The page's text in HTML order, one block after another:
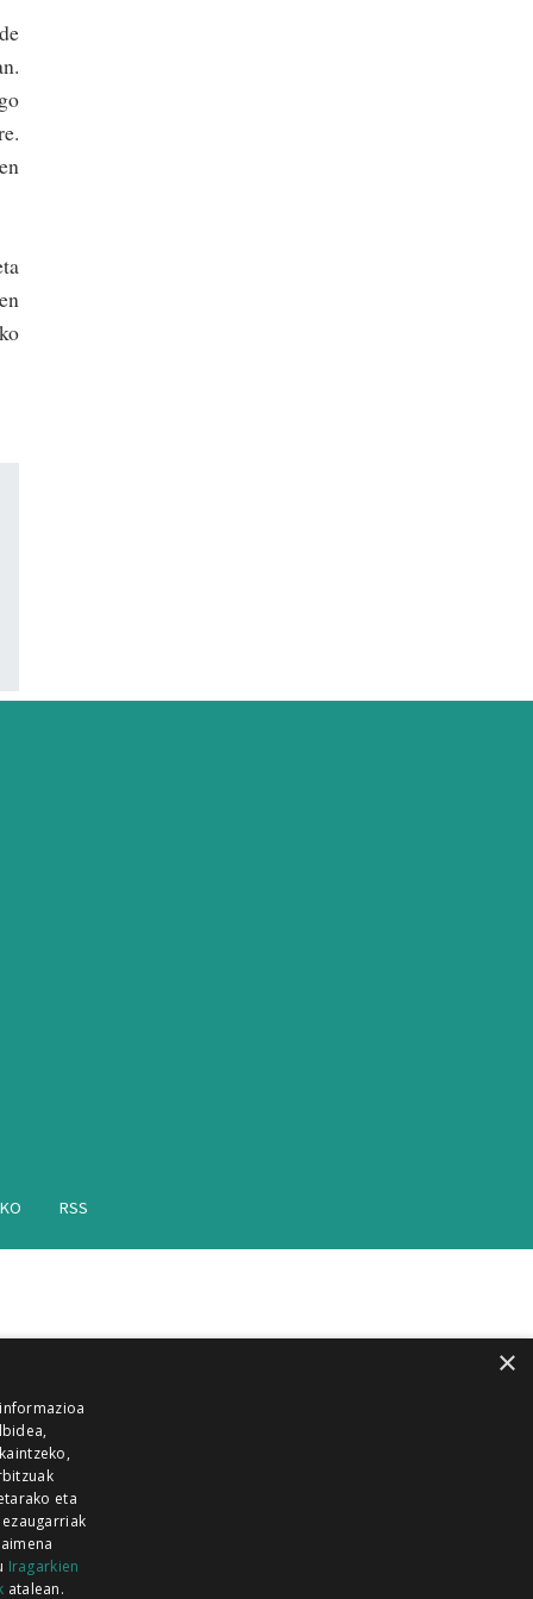
RSS
×
eta
Iragarkien
atalean.